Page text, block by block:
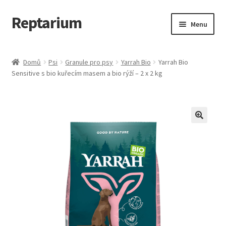
Přeskočit
na
Přejít
k
webu
Reptarium Menu
Košík
Domů Psi Granule pro psy Yarrah Bio
Yarrah Bio
Sensitive s bio kuřecím masem a bio rýží – 2 x 2 kg